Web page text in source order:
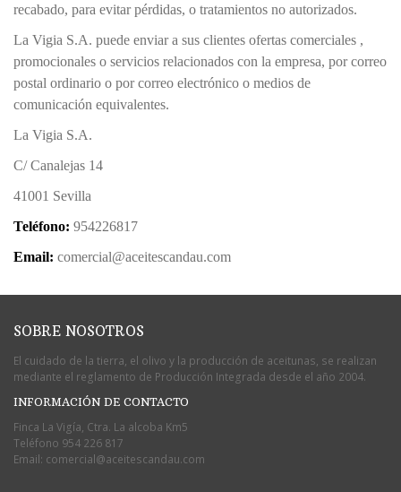
recabado, para evitar pérdidas, o tratamientos no autorizados.
La Vigia S.A. puede enviar a sus clientes ofertas comerciales ,
promocionales o servicios relacionados con la empresa, por correo
postal ordinario o por correo electrónico o medios de
comunicación equivalentes.
La Vigia S.A.
C/ Canalejas 14
41001 Sevilla
Teléfono: 954226817
Email: comercial@aceitescandau.com
SOBRE NOSOTROS
El cuidado de la tierra, el olivo y la producción de aceitunas, se realizan
mediante el reglamento de Producción Integrada desde el año 2004.
INFORMACIÓN DE CONTACTO
Finca La Vigía, Ctra. La alcoba Km5
Teléfono 954 226 817
Email: comercial@aceitescandau.com